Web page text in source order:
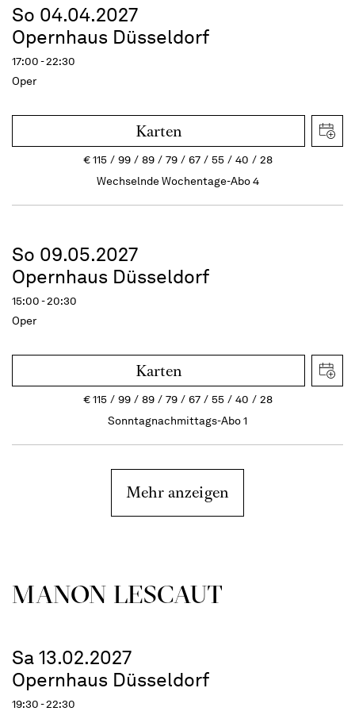
So 04.04.2027
Opernhaus Düsseldorf
17:00 - 22:30
Oper
Karten
€115 99 89 79 67 55 40
28
Wechselnde Wochentage-Abo 4
So 09.05.2027
Opernhaus Düsseldorf
15:00 - 20:30
Oper
Karten
€115 99 89 79 67 55 40
28
Sonntagnachmittags-Abo 1
Mehr anzeigen
MANON LESCAUT
Sa 13.02.2027
Opernhaus Düsseldorf
19:30 - 22:30